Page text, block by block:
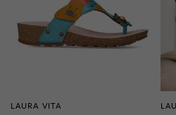
APERÇU RAPIDE
LAURA VITA